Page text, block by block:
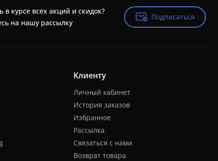
в курсе всех акций и скидок?
на нашу рассылку
Подписаться
Подписаться
Клиенту
Личный кабинет
История заказов
Избранное
Рассылка
Связаться с нами
Возврат товара